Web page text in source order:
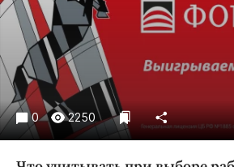
Криминал
Культура
Недвижимость и ЖКХ
Образование
Общество
Погода
0 2250